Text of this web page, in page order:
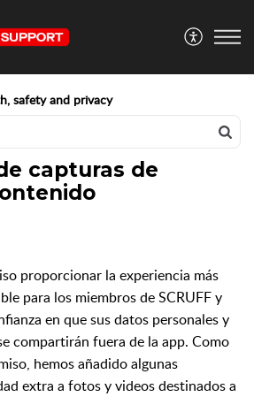
safety and privacy
capturas de
proporcionar la experiencia más
para los miembros de SCRUFF y
en que sus datos personales y
compartirán fuera de la app. Como
hemos añadido algunas
extra a fotos y videos destinados a